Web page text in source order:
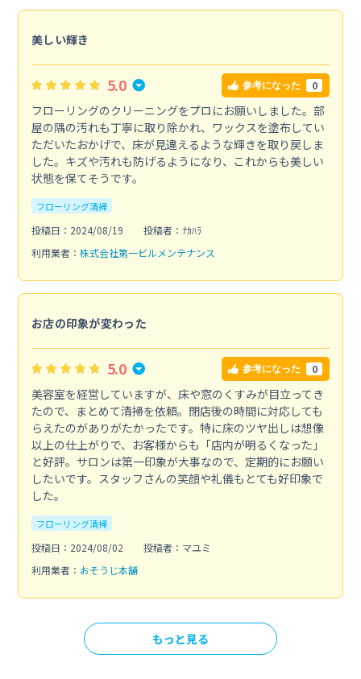
美しい輝き
5.0 参考になった 0
フローリングのクリーニングをプロにお願いしました。部
屋の隅の汚れも丁寧に取り除かれ、ワックスを塗布してい
ただいたおかげで、床が見違えるような輝きを取り戻しま
した。キズや汚れも防げるようになり、これからも美しい
状態を保てそうです。
フローリング清掃
投稿日：2024/08/19
投稿者：ﾅｶﾊﾗ
利用業者： 株式会社第一ビルメンテナンス
お店の印象が変わった
5.0 参考になった 0
美容室を経営していますが、床や窓のくすみが目立ってき
たので、まとめて清掃を依頼。閉店後の時間に対応しても
らえたのがありがたかったです。特に床のツヤ出しは想像
以上の仕上がりで、お客様からも「店内が明るくなった」
と好評。サロンは第一印象が大事なので、定期的にお願い
したいです。スタッフさんの笑顔や礼儀もとても好印象で
した。
フローリング清掃
投稿日：2024/08/02
投稿者：マユミ
利用業者： おそうじ本舗
もっと見る